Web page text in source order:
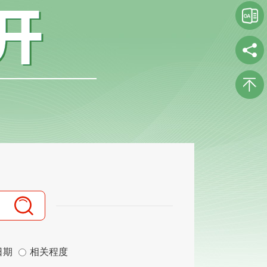
期 相关程度